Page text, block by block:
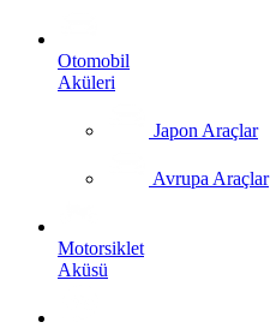
Otomobil
Aküleri
Japon Araçlar
Avrupa Araçlar
Motorsiklet
Aküsü